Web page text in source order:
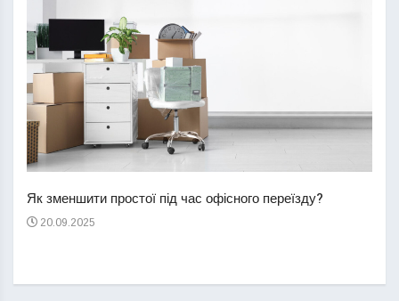
Як зменшити простої під час офісного переїзду?
20.09.2025